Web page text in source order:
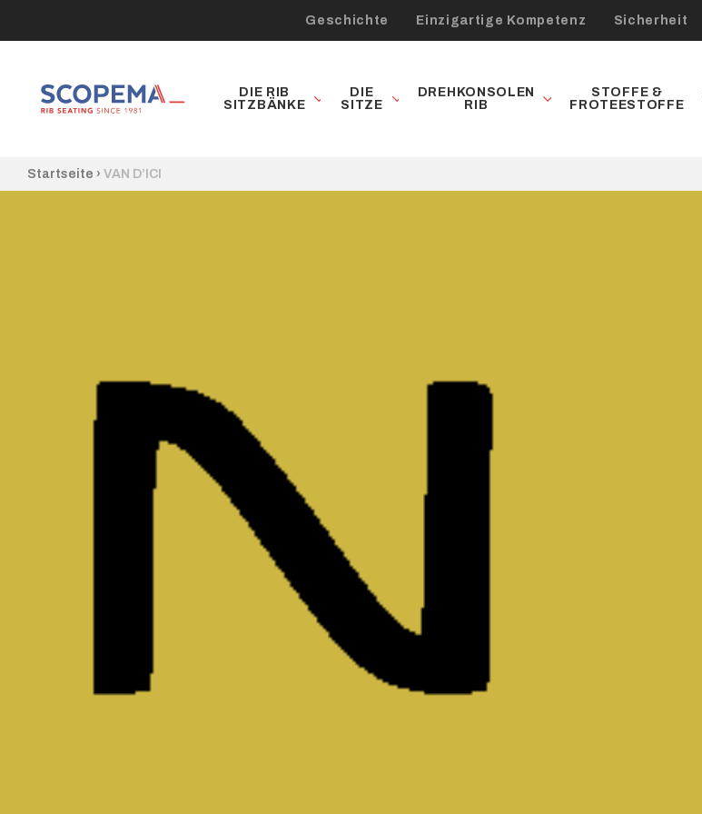
Geschichte Einzigartige Kompetenz Sicherheit
DIE RIB
SITZBÄNKE
DIE
SITZE
DREHKONSOLEN
RIB
STOFFE &
FROTEESTOFFE
Startseite › VAN D’ICI